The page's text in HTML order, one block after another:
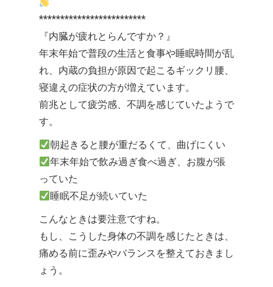
*************************
『内臓が疲れとらんですか？』
年末年始で普段の生活と食事や睡眠時間が乱
れ、内蔵の負担が原因で起こるギックリ腰、
寝違えの症状の方が増えています。
前兆として疲労感、不調を感じていたようで
す。
朝起きると腰が重だるくて、曲げにくい
年末年始で飲み過ぎ食べ過ぎ、お腹が張
っていた
睡眠不足が続いていた
こんなときは要注意ですね。
もし、こうした身体の不調を感じたときは、
痛める前に歪みやバランスを整えておきまし
ょう。